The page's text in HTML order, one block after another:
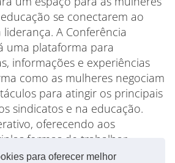
para oferecer melhor
se conectarem ao
A Conferência
uma plataforma para
informações e experiências
como as mulheres negociam
para atingir os principais
sindicatos e na educação.
oferecendo aos
formas de trabalhar,
workshops, sessões de